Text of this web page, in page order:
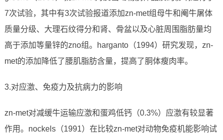
7次试验，其中有3次试验报道添加zn-met组母牛和阉牛屠体
质量分级、大理石纹得分和肾、骨盆以及心脏周围脂肪量均
高于添加等量锌的zno组。harganto（1994）研究发现，zn-
met的添加降低了腰肌脂肪含量，提高了胴体瘦肉率。
3.对应激、免疫力及抗病力的影响
zn-met对减缓牛运输应激和蛋鸡低钙（0.3%）应激有较显著
作用。nockels（1991）在比较zn-met对动物免疫机能影响试